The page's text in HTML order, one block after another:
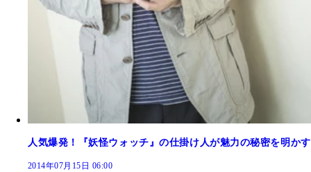
人気爆発！『妖怪ウォッチ』の仕掛け人が魅力の秘密を明かす
2014年07月15日 06:00